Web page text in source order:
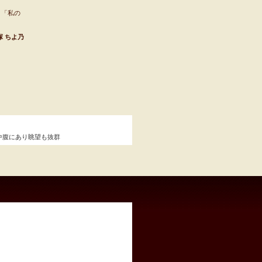
私の
ちよ乃
腹にあり眺望も抜群